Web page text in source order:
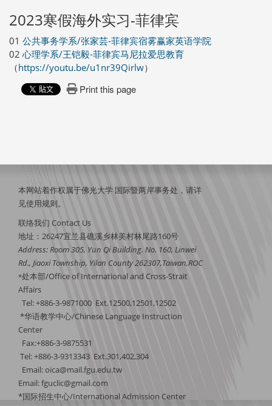
2023寒假海外实习-菲律宾
01 公共事务学系/张家芸-菲律宾宿雾赢家英语学院
02 心理学系/王铠毅-菲律宾马尼拉爱思教育
（https://youtu.be/u1nr39Qirlw）
Print this page
本网站着作权属于佛光大学 国际暨两岸事务处，请详
见使用规则。
联络我们 Contact Us
地址：26247宜兰县礁溪乡林美村林尾路160号
Address: Room 305, Yun Qi Building. No. 160, Linwei
Rd., Jiaoxi Township, Yilan County 262307,Taiwan,ROC
*处本部/Office of International and Cross-Strait
Affairs
Tel: +886-3-9871000 Ext.12500,12501,12502
*华语教学中心/Chinese Language Instruction
Center
Fax:+886-3-9875531
Tel: +886-3-9313343 Ext.301,402,304
Email:oica@mail.fgu.edu.tw
Email: fguclic@gmail.com
*国际招生中心/International Admission Center